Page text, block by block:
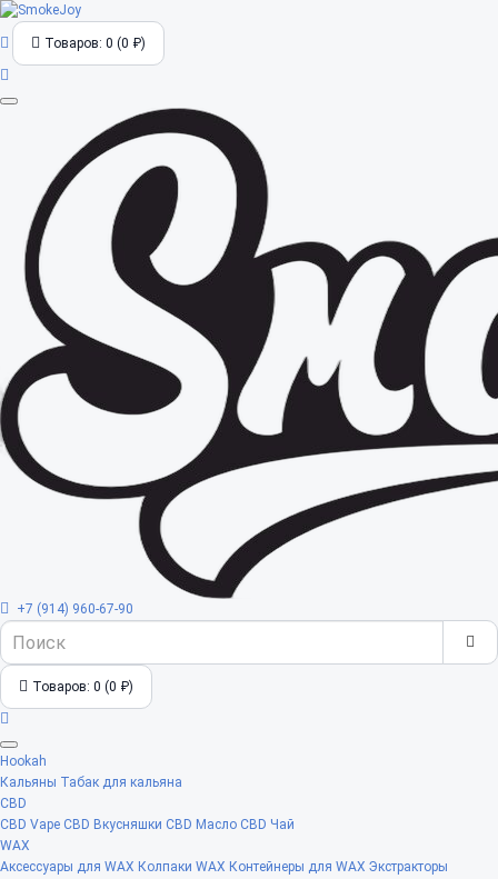
Товаров: 0 (0 ₽)
+7 (914) 960-67-90
Товаров: 0 (0 ₽)
Hookah
Кальяны Табак для кальяна
CBD
CBD Vape CBD Вкусняшки CBD Масло CBD Чай
WAX
Аксессуары для WAX Колпаки WAX Контейнеры для WAX Экстракторы